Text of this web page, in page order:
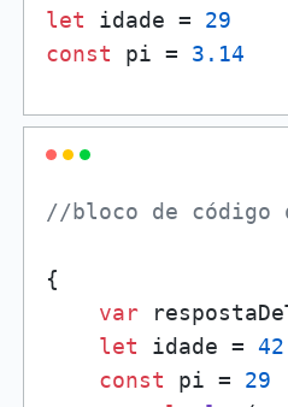
let idade = 29
const pi = 3.14
//bloco de código
{
var
let idade = 42
const pi = 29